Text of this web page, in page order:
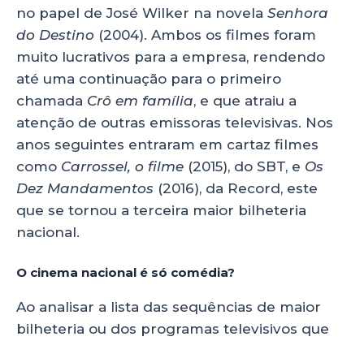
no papel de José Wilker na novela Senhora
do Destino (2004). Ambos os filmes foram
muito lucrativos para a empresa, rendendo
até uma continuação para o primeiro
chamada Crô em família, e que atraiu a
atenção de outras emissoras televisivas. Nos
anos seguintes entraram em cartaz filmes
como Carrossel, o filme (2015), do SBT, e Os
Dez Mandamentos (2016), da Record, este
que se tornou a terceira maior bilheteria
nacional.
O cinema nacional é só comédia?
Ao analisar a lista das sequências de maior
bilheteria ou dos programas televisivos que